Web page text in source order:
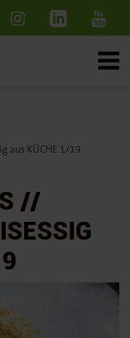
aus KÜCHE 1/19
//